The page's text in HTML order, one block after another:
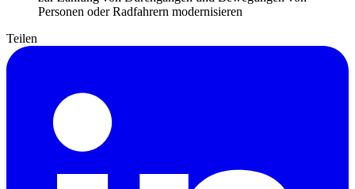
Personen oder Radfahrern modernisieren
Teilen